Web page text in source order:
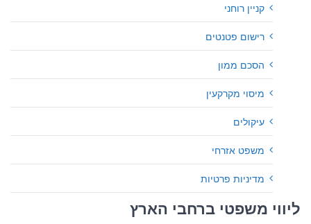
קניין רוחני
רישום פטנטים
הסכם ממון
מיסוי מקרקעין
עיקולים
משפט אזרחי
מדיניות פרטיות
ליווי משפטי ברחבי הארץ